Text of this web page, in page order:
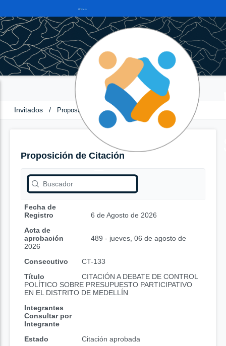
Invitados / Proposición de Citación
Proposición de Citación
Fecha de
Registro
6 de Agosto de 2026
Acta de
aprobación
489 - jueves, 06 de agosto de
2026
Consecutivo
CT-133
Título
CITACIÓN A DEBATE DE CONTROL
POLÍTICO SOBRE PRESUPUESTO PARTICIPATIVO
EN EL DISTRITO DE MEDELLÍN
Integrantes
Consultar por
Integrante
Estado
Citación aprobada